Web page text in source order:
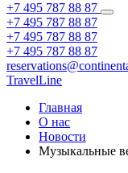
+7 495 787 88 87
+7 495 787 88 87
+7 495 787 88 87
+7 495 787 88 87
TravelLine
Главная
О нас
Новости
Музыкальные